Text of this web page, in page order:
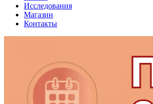
Исследования
Магазин
Контакты